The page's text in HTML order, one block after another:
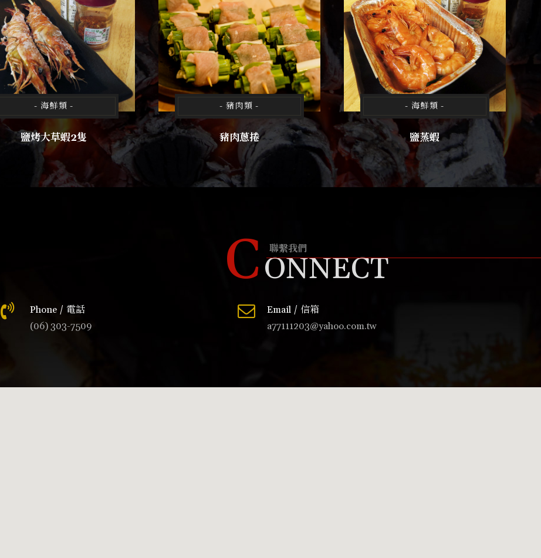
- 海鮮類 -
鹽烤大草蝦2隻
- 豬肉類 -
豬肉蔥捲
- 海鮮類 -
鹽蒸蝦
CONNECT
聯繫我們
Phone / 電話
(06) 303-7509
Email / 信箱
a77111203@yahoo.com.tw